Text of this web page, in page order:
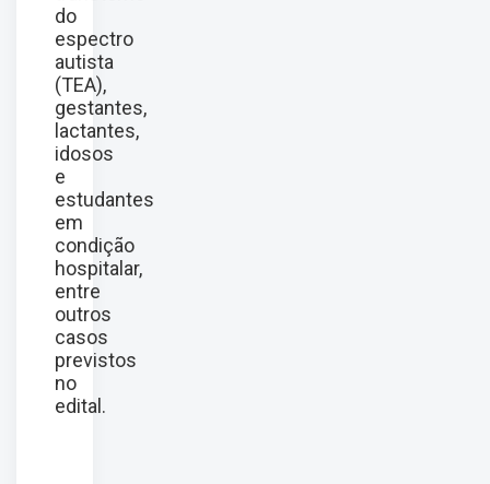
do
espectro
autista
(TEA),
gestantes,
lactantes,
idosos
e
estudantes
em
condição
hospitalar,
entre
outros
casos
previstos
no
edital.